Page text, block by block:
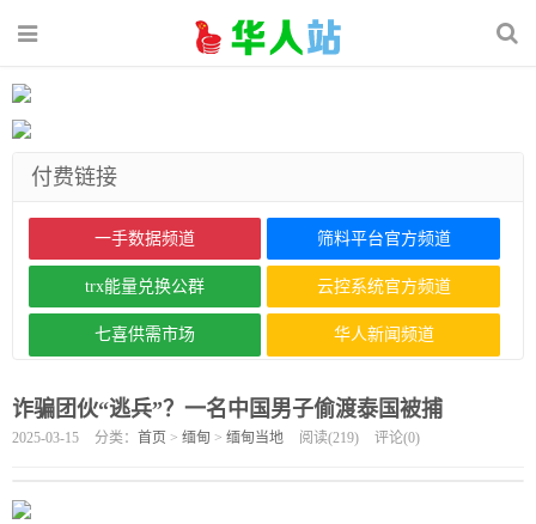
付费链接
一手数据频道 筛料平台官方频道
trx能量兑换公群 云控系统官方频道
七喜供需市场 华人新闻频道
诈骗团伙“逃兵”？一名中国男子偷渡泰国被捕
2025-03-15 分类： 首页 > 缅甸 > 缅甸当地 阅读(219) 评论(0)